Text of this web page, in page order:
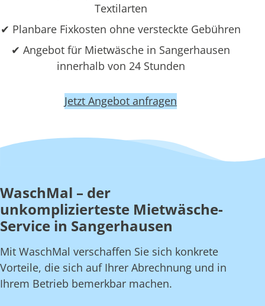
Textilarten
✔ Planbare Fixkosten ohne versteckte Gebühren
✔ Angebot für Mietwäsche in Sangerhausen
innerhalb von 24 Stunden
Jetzt Angebot anfragen
WaschMal – der
unkomplizierteste Mietwäsche-
Service in Sangerhausen
Mit WaschMal verschaffen Sie sich konkrete
Vorteile, die sich auf Ihrer Abrechnung und in
Ihrem Betrieb bemerkbar machen.